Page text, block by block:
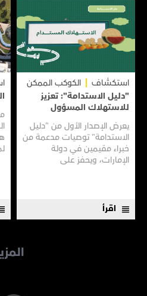
استكشاف
الكوكب الممكن
"دليل الاستدامة": تعزيز
للاستهلاك المسؤول
يعرض الإصدار الأول من "دليل
الاستدامة" توصيات مدعمة من
خبراء مقيمين في دولة
الإمارات، ويحفز على
الطعام والتشجيع على
الأنظمة...
اقرأ